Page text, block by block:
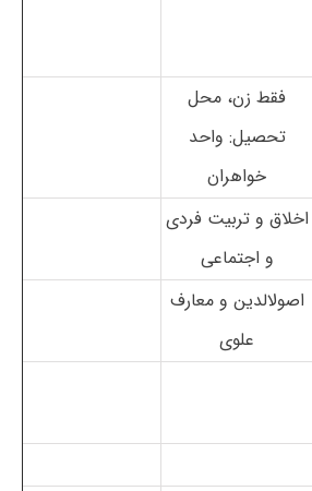
فقط زن، محل
تحصیل: واحد
خواهران
اخلاق و تربیت فردی
و اجتماعی
اصولالدین و معارف
علوی